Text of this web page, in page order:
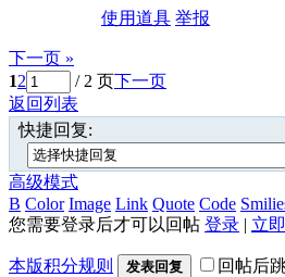
使用道具 举报
下一页 »
12 / 2 页下一页
返回列表
快捷回复:
高级模式
B Color Image Link Quote Code
您需要登录后才可以回帖 登录 | 立
本版积分规则 发表回复 回帖后